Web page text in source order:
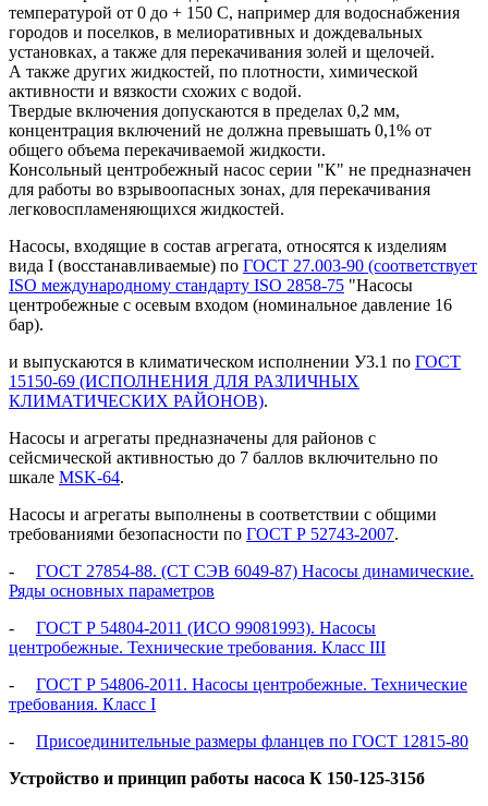
температурой от 0 до + 150 С, например для водоснабжения
городов и поселков, в мелиоративных и дождевальных
установках, а также для перекачивания золей и щелочей.
А также других жидкостей, по плотности, химической
активности и вязкости схожих с водой.
Твердые включения допускаются в пределах 0,2 мм,
концентрация включений не должна превышать 0,1% от
общего объема перекачиваемой жидкости.
Консольный центробежный насос серии "К" не предназначен
для работы во взрывоопасных зонах, для перекачивания
легковоспламеняющихся жидкостей.
Насосы, входящие в состав агрегата, относятся к изделиям
вида I (восстанавливаемые) по ГОСТ 27.003-90 (соответствует
ISO международному стандарту ISO 2858-75 "Насосы
центробежные с осевым входом (номинальное давление 16
бар).
и выпускаются в климатическом исполнении У3.1 по ГОСТ
15150-69 (ИСПОЛНЕНИЯ ДЛЯ РАЗЛИЧНЫХ
КЛИМАТИЧЕСКИХ РАЙОНОВ).
Насосы и агрегаты предназначены для районов с
сейсмической активностью до 7 баллов включительно по
шкале MSK-64.
Насосы и агрегаты выполнены в соответствии с общими
требованиями безопасности по ГОСТ Р 52743-2007.
- ГОСТ 27854-88. (СТ СЭВ 6049-87) Насосы динамические.
Ряды основных параметров
- ГОСТ Р 54804-2011 (ИСО 99081993). Насосы
центробежные. Технические требования. Класс III
- ГОСТ Р 54806-2011. Насосы центробежные. Технические
требования. Класс I
- Присоединительные размеры фланцев по ГОСТ 12815-80
Устройство и принцип работы насоса К 150-125-315б